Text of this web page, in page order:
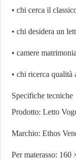
• chi cerca il
• chi desidera un
• camere
• chi ricerca qualità
Specifiche tecniche
Prodotto: Letto
Marchio: Ethos
Per materasso: 160